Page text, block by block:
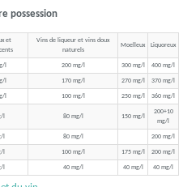
possession
et
Vins de liqueur et vins doux
naturels
Moelleux Liquoreux
l 200 mg/l 300 mg/l 400 mg/l
l 170 mg/l 270 mg/l 370 mg/l
l 100 mg/l 250 mg/l 360 mg/l
l 80 mg/l 150 mg/l
200+10
mg/l
l 80 mg/l 200 mg/l
l 100 mg/l 175 mg/l 200 mg/l
l 40 mg/l 40 mg/l 40 mg/l